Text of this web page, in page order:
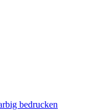
bedrucken